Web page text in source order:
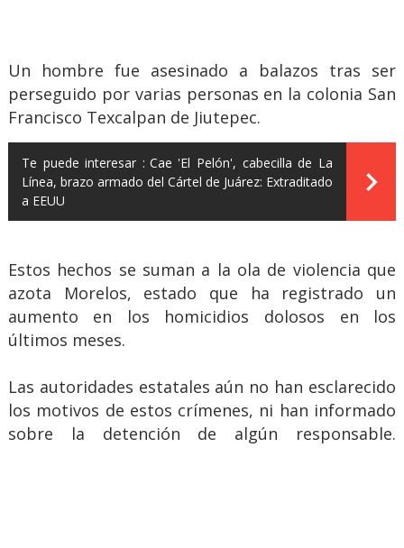
Un hombre fue asesinado a balazos tras ser
perseguido por varias personas en la colonia San
Francisco Texcalpan de Jiutepec.
Te puede interesar : Cae 'El Pelón', cabecilla de La
Línea, brazo armado del Cártel de Juárez: Extraditado
a EEUU
Estos hechos se suman a la ola de violencia que
azota Morelos, estado que ha registrado un
aumento en los homicidios dolosos en los
últimos meses.
Las autoridades estatales aún no han esclarecido
los motivos de estos crímenes, ni han informado
sobre la detención de algún responsable.